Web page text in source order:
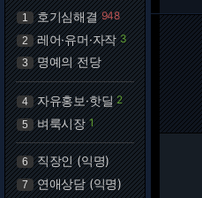
1 호기심해결 948
2 레어·유머·자작 3
3 명예의 전당
4 자유홍보·핫딜 2
5 벼룩시장 1
6 직장인 (익명)
7 연애상담 (익명)